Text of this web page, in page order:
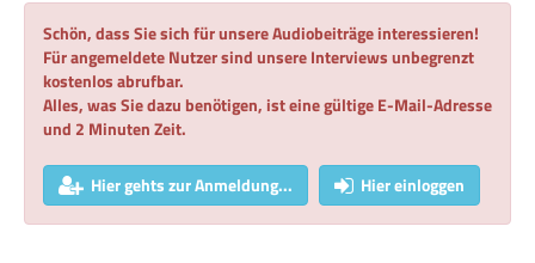
Schön, dass Sie sich für unsere Audiobeiträge interessieren!
Für angemeldete Nutzer sind unsere Interviews unbegrenzt
kostenlos abrufbar.
Alles, was Sie dazu benötigen, ist eine gültige E-Mail-Adresse
und 2 Minuten Zeit.
Hier gehts zur Anmeldung... Hier einloggen